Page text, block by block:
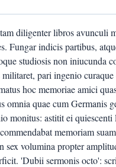
diligenter libros avunculi
Fungar indicis partibus,
studiosis non iniucunda
militaret, pari ingenio
hoc memoriae amici
omnia quae cum Germanis
monitus: astitit ei
memoriam
sex volumina propter
'Dubii sermonis octo':